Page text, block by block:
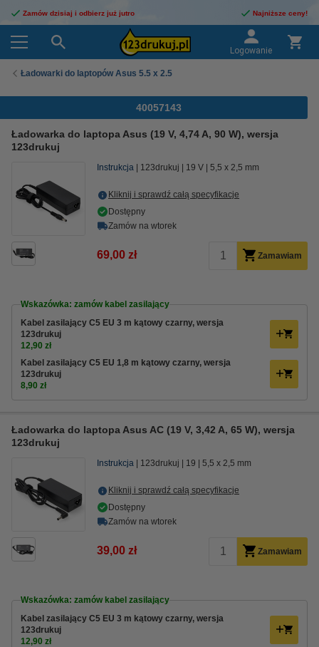
Zamów dzisiaj i odbierz już jutro Najniższe ceny!
Logowanie
Ładowarki do laptopów Asus 5.5 x 2.5
40057143
Ładowarka do laptopa Asus (19 V, 4,74 A, 90 W), wersja
123drukuj
Instrukcja 123drukuj 19 V 5,5 x 2,5 mm
Kliknij i sprawdź całą specyfikacje
Dostępny
Zamów na wtorek
69,00 zł Zamawiam
Wskazówka: zamów kabel zasilający
Kabel zasilający C5 EU 3 m kątowy czarny, wersja
123drukuj
12,90 zł
Kabel zasilający C5 EU 1,8 m kątowy czarny, wersja
123drukuj
8,90 zł
Ładowarka do laptopa Asus AC (19 V, 3,42 A, 65 W), wersja
123drukuj
Instrukcja 123drukuj 19 5,5 x 2,5 mm
Kliknij i sprawdź całą specyfikacje
Dostępny
Zamów na wtorek
39,00 zł Zamawiam
Wskazówka: zamów kabel zasilający
Kabel zasilający C5 EU 3 m kątowy czarny, wersja
123drukuj
12,90 zł